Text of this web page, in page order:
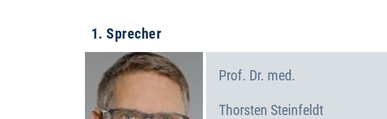
1. Sprecher
Prof. Dr. med.
Thorsten Steinfeldt